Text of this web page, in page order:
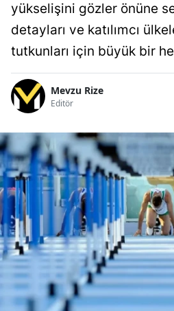
yükselişini gözler önüne
detayları ve katılımcı
tutkunları için büyük bir
Mevzu Rize
Editör